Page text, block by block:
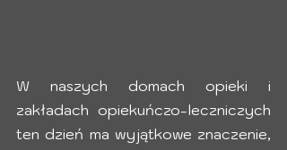
W naszych domach opieki i
zakładach opiekuńczo-leczniczych
ten dzień ma wyjątkowe znaczenie,